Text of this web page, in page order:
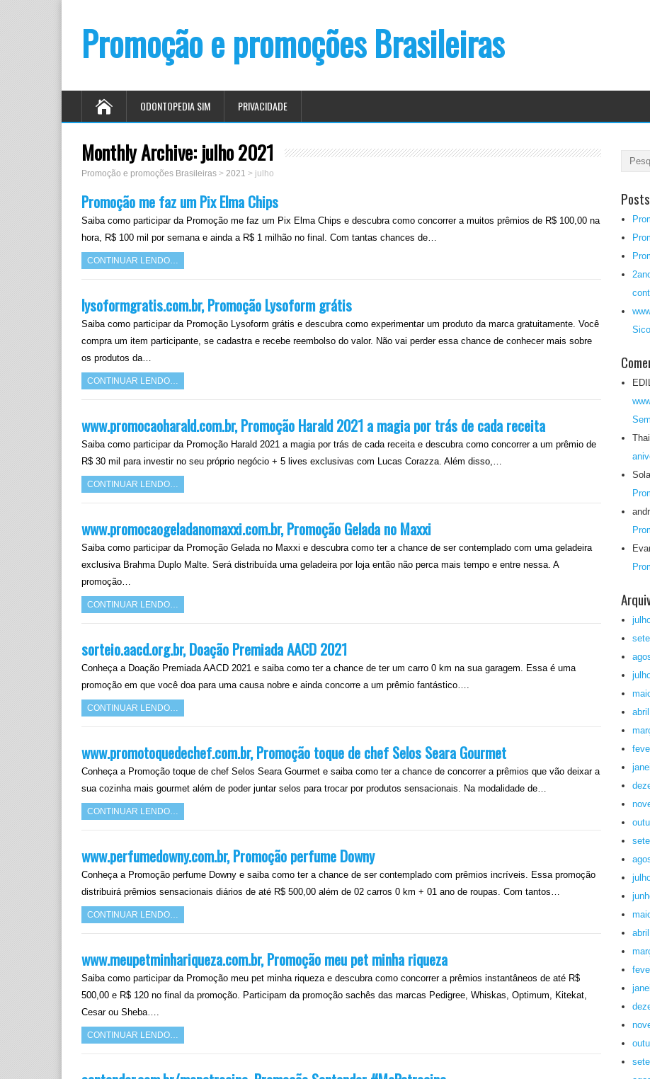
Promoção e promoções Brasileiras
ODONTOPEDIA SIM PRIVACIDADE
Monthly Archive: julho 2021
Promoção e promoções Brasileiras > 2021 > julho
Promoção me faz um Pix Elma Chips
Saiba como participar da Promoção me faz um Pix Elma Chips e descubra como concorrer a muitos prêmios de R$ 100,00 na
hora, R$ 100 mil por semana e ainda a R$ 1 milhão no final. Com tantas chances de…
CONTINUAR LENDO…
lysoformgratis.com.br, Promoção Lysoform grátis
Saiba como participar da Promoção Lysoform grátis e descubra como experimentar um produto da marca gratuitamente. Você
compra um item participante, se cadastra e recebe reembolso do valor. Não vai perder essa chance de conhecer mais sobre
os produtos da…
CONTINUAR LENDO…
www.promocaoharald.com.br, Promoção Harald 2021 a magia por trás de cada receita
Saiba como participar da Promoção Harald 2021 a magia por trás de cada receita e descubra como concorrer a um prêmio de
R$ 30 mil para investir no seu próprio negócio + 5 lives exclusivas com Lucas Corazza. Além disso,…
CONTINUAR LENDO…
www.promocaogeladanomaxxi.com.br, Promoção Gelada no Maxxi
Saiba como participar da Promoção Gelada no Maxxi e descubra como ter a chance de ser contemplado com uma geladeira
exclusiva Brahma Duplo Malte. Será distribuída uma geladeira por loja então não perca mais tempo e entre nessa. A
promoção…
CONTINUAR LENDO…
sorteio.aacd.org.br, Doação Premiada AACD 2021
Conheça a Doação Premiada AACD 2021 e saiba como ter a chance de ter um carro 0 km na sua garagem. Essa é uma
promoção em que você doa para uma causa nobre e ainda concorre a um prêmio fantástico….
CONTINUAR LENDO…
www.promotoquedechef.com.br, Promoção toque de chef Selos Seara Gourmet
Conheça a Promoção toque de chef Selos Seara Gourmet e saiba como ter a chance de concorrer a prêmios que vão deixar a
sua cozinha mais gourmet além de poder juntar selos para trocar por produtos sensacionais. Na modalidade de…
CONTINUAR LENDO…
www.perfumedowny.com.br, Promoção perfume Downy
Conheça a Promoção perfume Downy e saiba como ter a chance de ser contemplado com prêmios incríveis. Essa promoção
distribuirá prêmios sensacionais diários de até R$ 500,00 além de 02 carros 0 km + 01 ano de roupas. Com tantos…
CONTINUAR LENDO…
www.meupetminhariqueza.com.br, Promoção meu pet minha riqueza
Saiba como participar da Promoção meu pet minha riqueza e descubra como concorrer a prêmios instantâneos de até R$
500,00 e R$ 120 no final da promoção. Participam da promoção sachês das marcas Pedigree, Whiskas, Optimum, Kitekat,
Cesar ou Sheba….
CONTINUAR LENDO…